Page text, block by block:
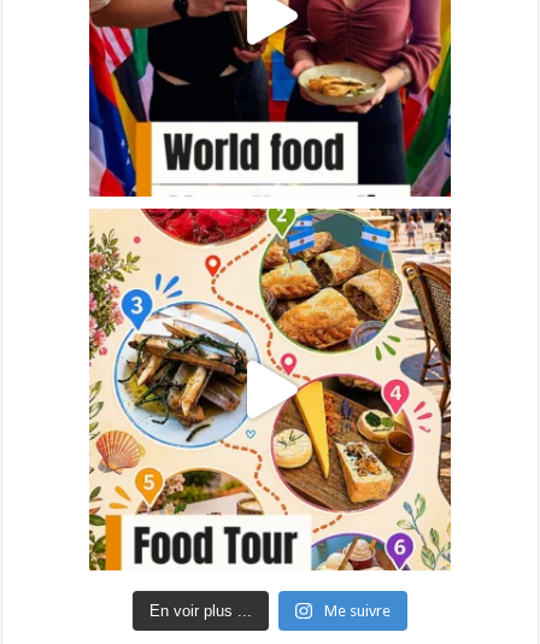
En voir plus ... Me suivre